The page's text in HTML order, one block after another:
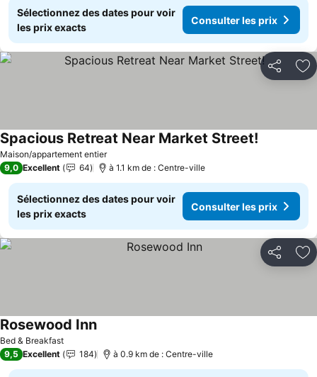
Sélectionnez des dates pour voir
les prix exacts
Consulter les prix
Partager
Maison/appartement entier
Spacious Retreat Near Market Street!
9,0 Excellent 64 à 1.1 km de : Centre-ville
Sélectionnez des dates pour voir
les prix exacts
Consulter les prix
Partager
Bed & Breakfast
Rosewood InnConsulter les prix
9,5 Excellent 184 à 0.9 km de : Centre-ville